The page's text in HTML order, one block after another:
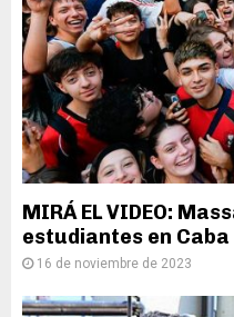
MIRÁ EL VIDEO:
estudiantes en Caba
16 de noviembre de 2023